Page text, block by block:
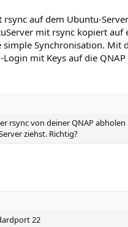
rsync auf dem Ubuntu-
mit rsync kopiert
Synchronisation. Mit
Login mit Keys auf die
rsync von deiner QNAP
ziehst. Richtig?
22